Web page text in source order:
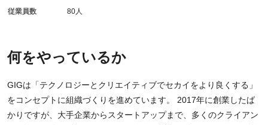
何をやっているか
GIGは「テクノロジーとクリエイティブでセカイをより良くする」
をコンセプトに組織づくりを進めています。 2017年に創業したば
かりですが、大手企業からスタートアップまで、多くのクライアン
従業員数 80人